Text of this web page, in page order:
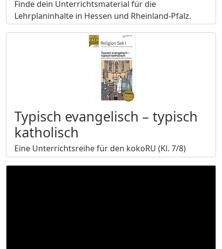
Finde dein Unterrichtsmaterial für die
Lehrplaninhalte in Hessen und Rheinland-Pfalz.
Typisch evangelisch – typisch
katholisch
Eine Unterrichtsreihe für den kokoRU (Kl. 7/8)